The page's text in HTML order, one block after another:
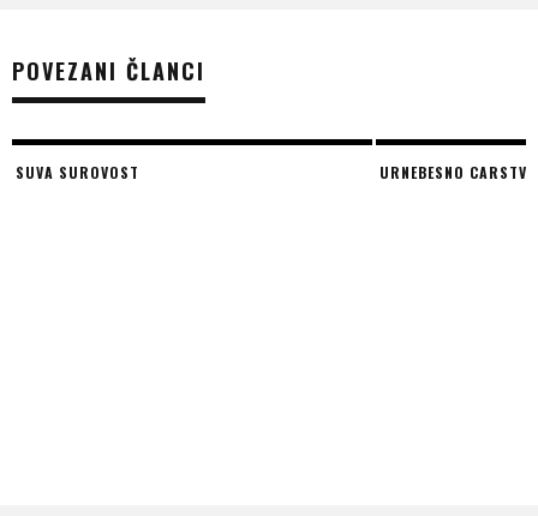
POVEZANI ČLANCI
URNEBESNO CARSTVO